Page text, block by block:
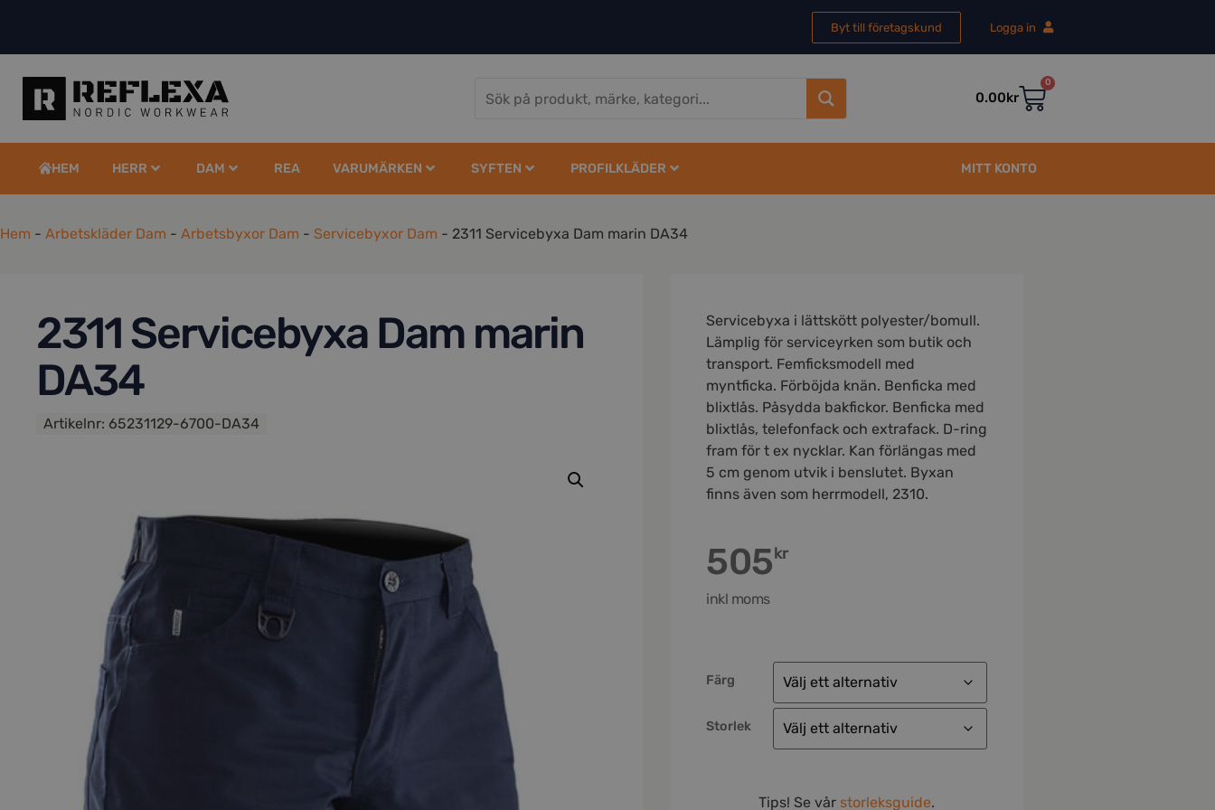
Byt till företagskund Logga in
0.00kr
0
HEM HERR DAM REA VARUMÄRKEN SYFTEN PROFILKLÄDER MITT KONTO
Hem - Arbetskläder Dam - Arbetsbyxor Dam - Servicebyxor Dam - 2311 Servicebyxa Dam marin DA34
2311 Servicebyxa Dam marin
DA34
Artikelnr: 65231129-6700-DA34
Servicebyxa i lättskött polyester/bomull.
Lämplig för serviceyrken som butik och
transport. Femficksmodell med
myntficka. Förböjda knän. Benficka med
blixtlås. Påsydda bakfickor. Benficka med
blixtlås, telefonfack och extrafack. D-ring
fram för t ex nycklar. Kan förlängas med
5 cm genom utvik i benslutet. Byxan
finns även som herrmodell, 2310.
505kr
inkl moms
Färg
Storlek
Tips! Se vår storleksguide.